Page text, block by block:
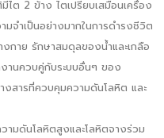
ไต 2 ข้าง ไตเปรียบเสมือนเครื่อง
จำเป็นอย่างมากในการดำรงชีวิต
กาย รักษาสมดุลของน้ำและเกลือ
านควบคู่กับระบบอื่นๆ ของ
งสารที่ควบคุมความดันโลหิต และ
มดันโลหิตสูงและโลหิตจางร่วม